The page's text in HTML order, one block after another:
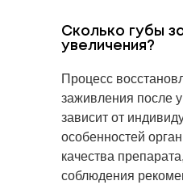
Сколько губы
увеличения?
Процесс
заживления после
зависит от
особенностей
качества
соблюдения